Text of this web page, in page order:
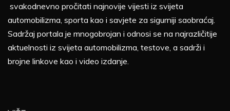
svakodnevno pročitati najnovije vijesti iz svijeta
automobilizma, sporta kao i savjete za sigurniji saobraćaj.
Sadržaj portala je mnogobrojan i odnosi se na najrazličitije
aktuelnosti iz svijeta automobilizma, testove, a sadrži i
brojne linkove kao i video izdanje.